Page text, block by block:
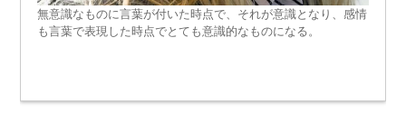
無意識なものに言葉が付いた時点で、それが意識となり、感情
も言葉で表現した時点でとても意識的なものになる。